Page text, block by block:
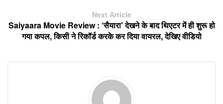
Next Article
Saiyaara Movie Review : ‘सैयारा’ देखने के बाद थिएटर में ही शुरू हो
गया कपल, किसी ने रिकॉर्ड करके कर दिया वायरल, देखिए वीडियो